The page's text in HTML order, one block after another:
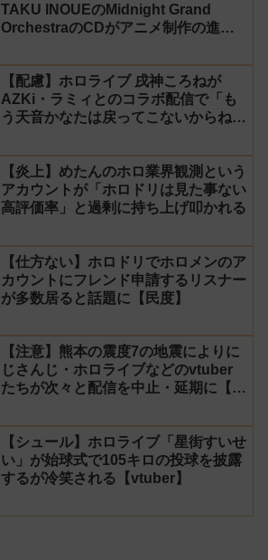
TAKU INOUEのMidnight Grand
OrchestraのCDがアニメ制作の進行
【配慮】ホロライブ 戌神ころねが
AZKi・ラミィとのコラボ配信で「も
う天音かなたは戻ってこないからね」
【炎上】めたんのホロ業界観測という
アカウントが「ホロドリは見た事ない
高評価率」と過剰に持ち上げ叩かれる
【仕方ない】ホロドリでホロメンのア
カウントにフレンド申請するリスナー
が多数居ると話題に【民度】
【注意】熊本の震度7の地震によりに
じさんじ・ホロライブなどのvtuber
たちが次々と配信を中止・延期に【不
【シュール】ホロライブ「星街すいせ
い」が始球式で105キロの投球を披露
するが冷笑される【vtuber】